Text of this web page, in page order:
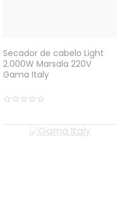
Secador de cabelo Light
2.000W Marsala 220V
Gama Italy
☆☆☆☆☆